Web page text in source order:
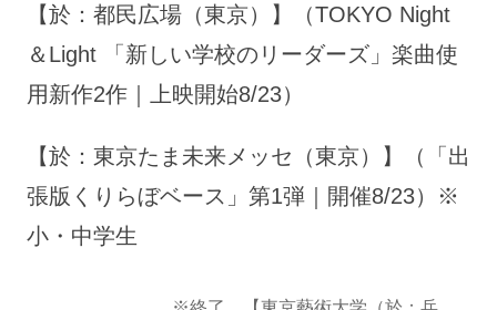
【於：都民広場（東京）】（TOKYO Night
＆Light 「新しい学校のリーダーズ」楽曲使
用新作2作｜上映開始8/23）
【於：東京たま未来メッセ（東京）】（「出
張版くりらぼベース」第1弾｜開催8/23）※
小・中学生